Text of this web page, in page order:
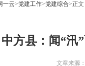
一云>党建工作>党建综合>正文
中方县：闻“汛
文章来源